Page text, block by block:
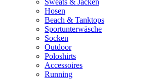
Hosen
Beach & Tanktops
Sportunterwäsche
Socken
Outdoor
Poloshirts
Accessoires
Running